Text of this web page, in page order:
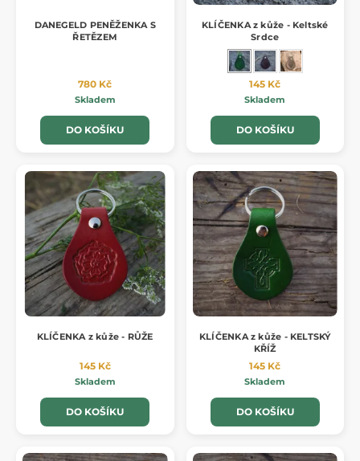
DANEGELD PENĚŽENKA S
ŘETĚZEM
780 Kč
Skladem
DO KOŠÍKU
KLÍČENKA z kůže - Keltské
Srdce
145 Kč
Skladem
DO KOŠÍKU
KLÍČENKA z kůže - RŮŽE
145 Kč
Skladem
DO KOŠÍKU
KLÍČENKA z kůže - KELTSKÝ
KŘÍŽ
145 Kč
Skladem
DO KOŠÍKU